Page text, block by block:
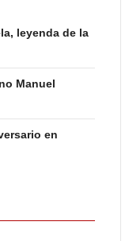
leyenda de la
Manuel
en